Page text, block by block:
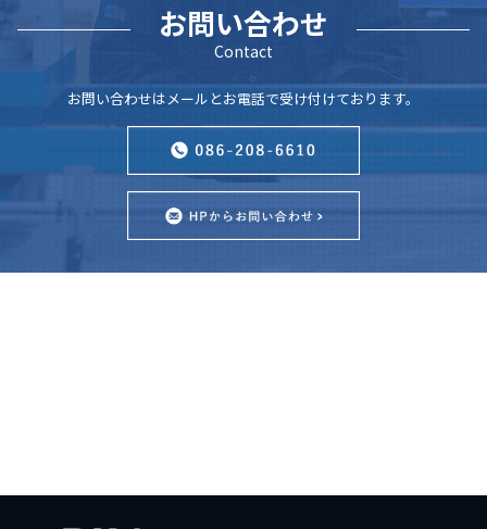
お問い合わせ
Contact
お問い合わせはメールとお電話で受け付けております。